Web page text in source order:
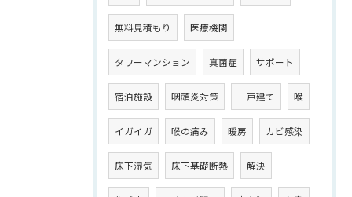
無料見積もり 医療機関
タワーマンション 真菌症 サポート
宿泊施設 咽頭炎対策 一戸建て 喉
イガイガ 喉の痛み 暖房 カビ感染
床下湿気 床下基礎断熱 解決